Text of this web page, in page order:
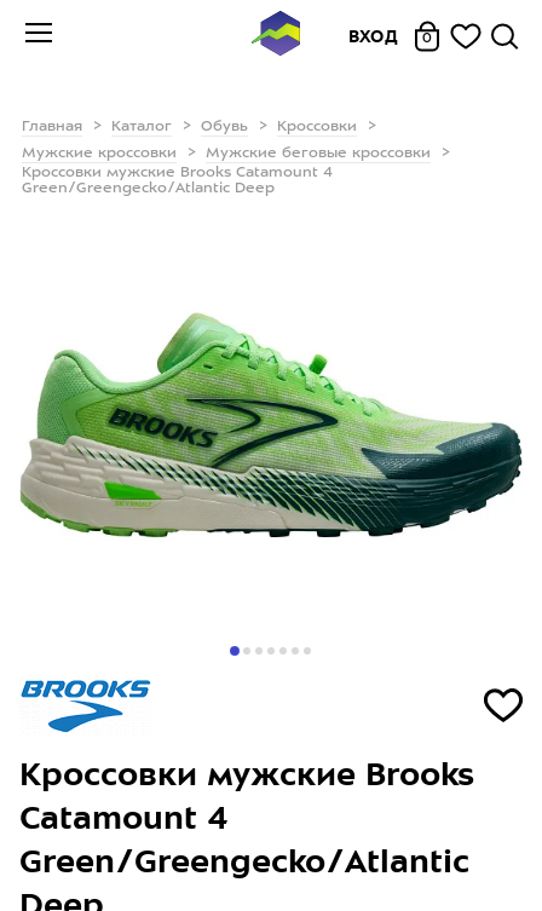
ВХОД 0
Главная Каталог Обувь
Кроссовки
Мужские кроссовки
Мужские беговые кроссовки
Кроссовки мужские Brooks Catamount 4
Green/Greengecko/Atlantic Deep
Кроссовки мужские Brooks
Catamount 4
Green/Greengecko/Atlantic